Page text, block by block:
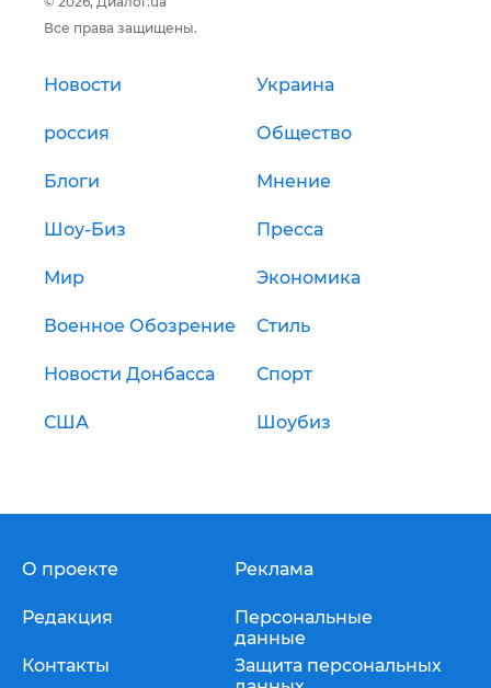
Все права защищены.
Новости Украина
россия Общество
Блоги Мнение
Шоу-Биз Пресса
Мир Экономика
Военное Обозрение Стиль
Новости Донбасса Спорт
США Шоубиз
О проекте
Редакция
Контакты
Реклама
Персональные
данные
Защита персональных